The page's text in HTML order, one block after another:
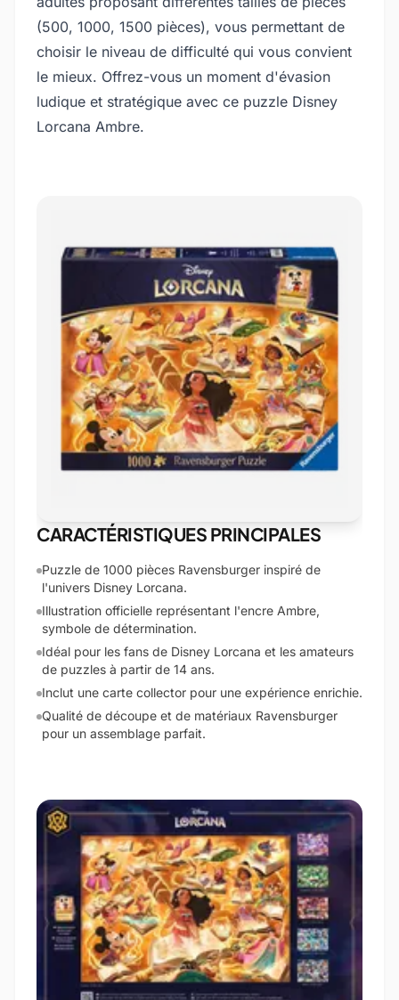
(500, 1000, 1500 pièces), vous permettant de
choisir le niveau de difficulté qui vous convient
le mieux. Offrez-vous un moment d'évasion
ludique et stratégique avec ce puzzle Disney
Lorcana Ambre.
CARACTÉRISTIQUES PRINCIPALES
Puzzle de 1000 pièces Ravensburger inspiré de
l'univers Disney Lorcana.
Illustration officielle représentant l'encre Ambre,
symbole de détermination.
Idéal pour les fans de Disney Lorcana et les amateurs
de puzzles à partir de 14 ans.
Inclut une carte collector pour une expérience enrichie.
Qualité de découpe et de matériaux Ravensburger
pour un assemblage parfait.